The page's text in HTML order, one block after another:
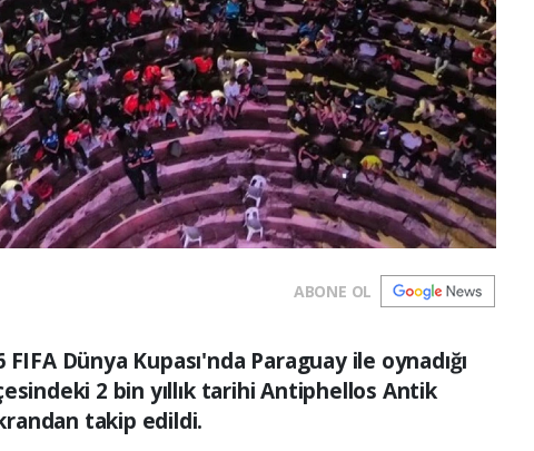
ABONE OL
Dünya Kupası'nda Paraguay ile oynadığı
2 bin yıllık tarihi Antiphellos Antik
takip edildi.